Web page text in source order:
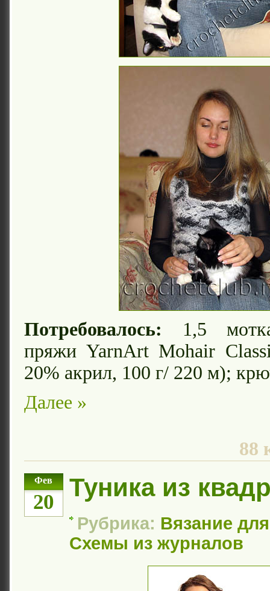
Потребовалось: 1,5
пряжи YarnArt Mohair
20% акрил, 100 г/ 220 м);
Далее »
88
Фев
20
Туника из
Рубрика: Вязание
Схемы из журналов